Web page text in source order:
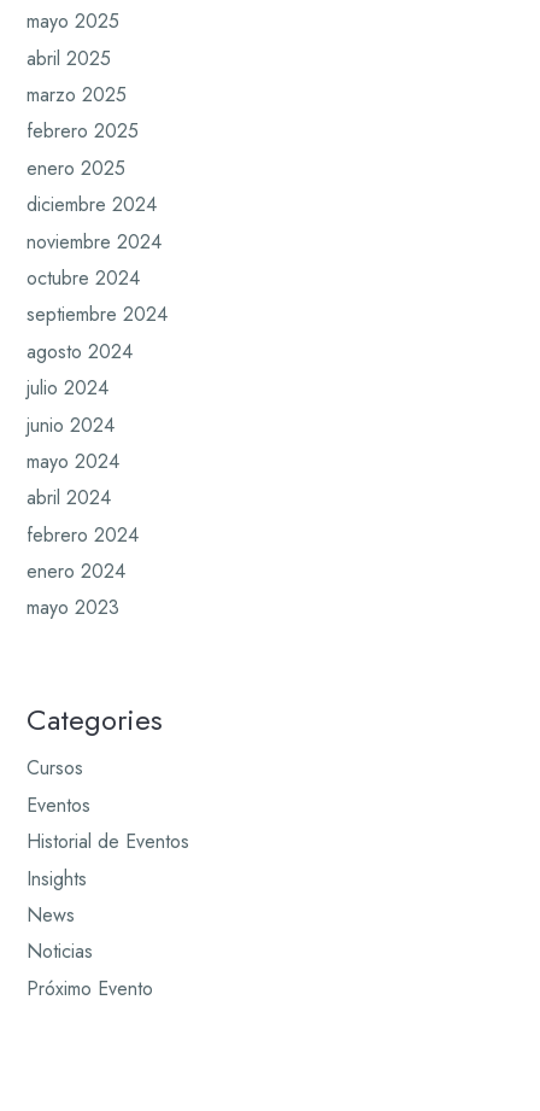
mayo 2025
abril 2025
marzo 2025
febrero 2025
enero 2025
diciembre 2024
noviembre 2024
octubre 2024
septiembre 2024
agosto 2024
julio 2024
junio 2024
mayo 2024
abril 2024
febrero 2024
enero 2024
mayo 2023
Categories
Cursos
Eventos
Historial de Eventos
Insights
News
Noticias
Próximo Evento